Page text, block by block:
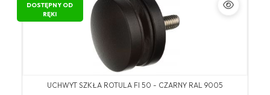
DOSTĘPNY OD
RĘKI
UCHWYT SZKŁA ROTULA FI 50 - CZARNY RAL 9005